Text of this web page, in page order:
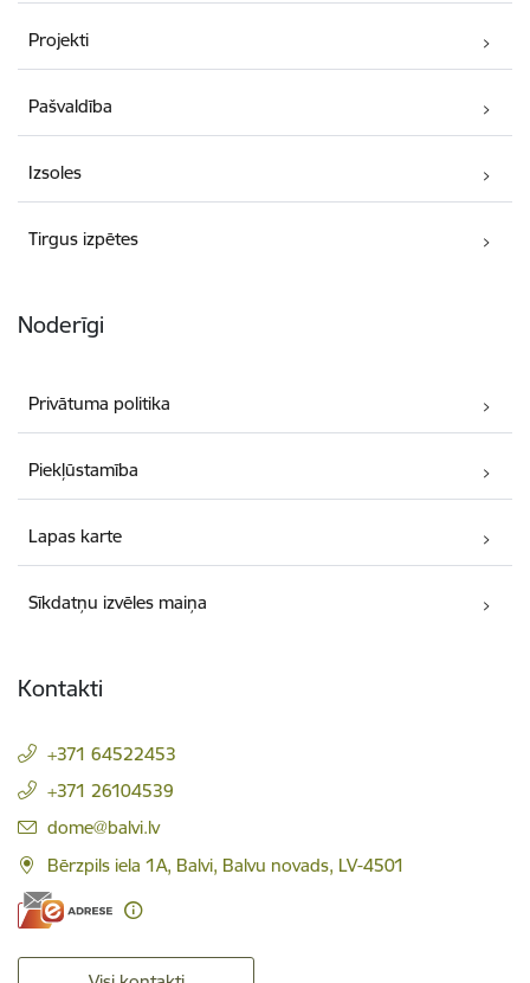
Projekti
Pašvaldība
Izsoles
Tirgus izpētes
Noderīgi
Privātuma politika
Piekļūstamība
Lapas karte
Sīkdatņu izvēles maiņa
Kontakti
+371 64522453
+371 26104539
E-pasts:
dome@balvi.lv
Bērzpils iela 1A, Balvi, Balvu novads, LV-4501